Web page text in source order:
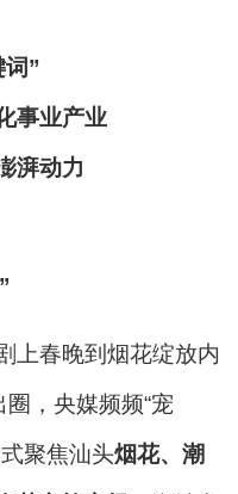
”
事业产业
湃动力
上春晚到烟花绽放内
圈，央媒频频“宠
聚焦汕头烟花、潮